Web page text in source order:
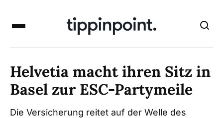
Helvetia macht ihren Sitz in
Basel zur ESC-Partymeile
Die Versicherung reitet auf der Welle des